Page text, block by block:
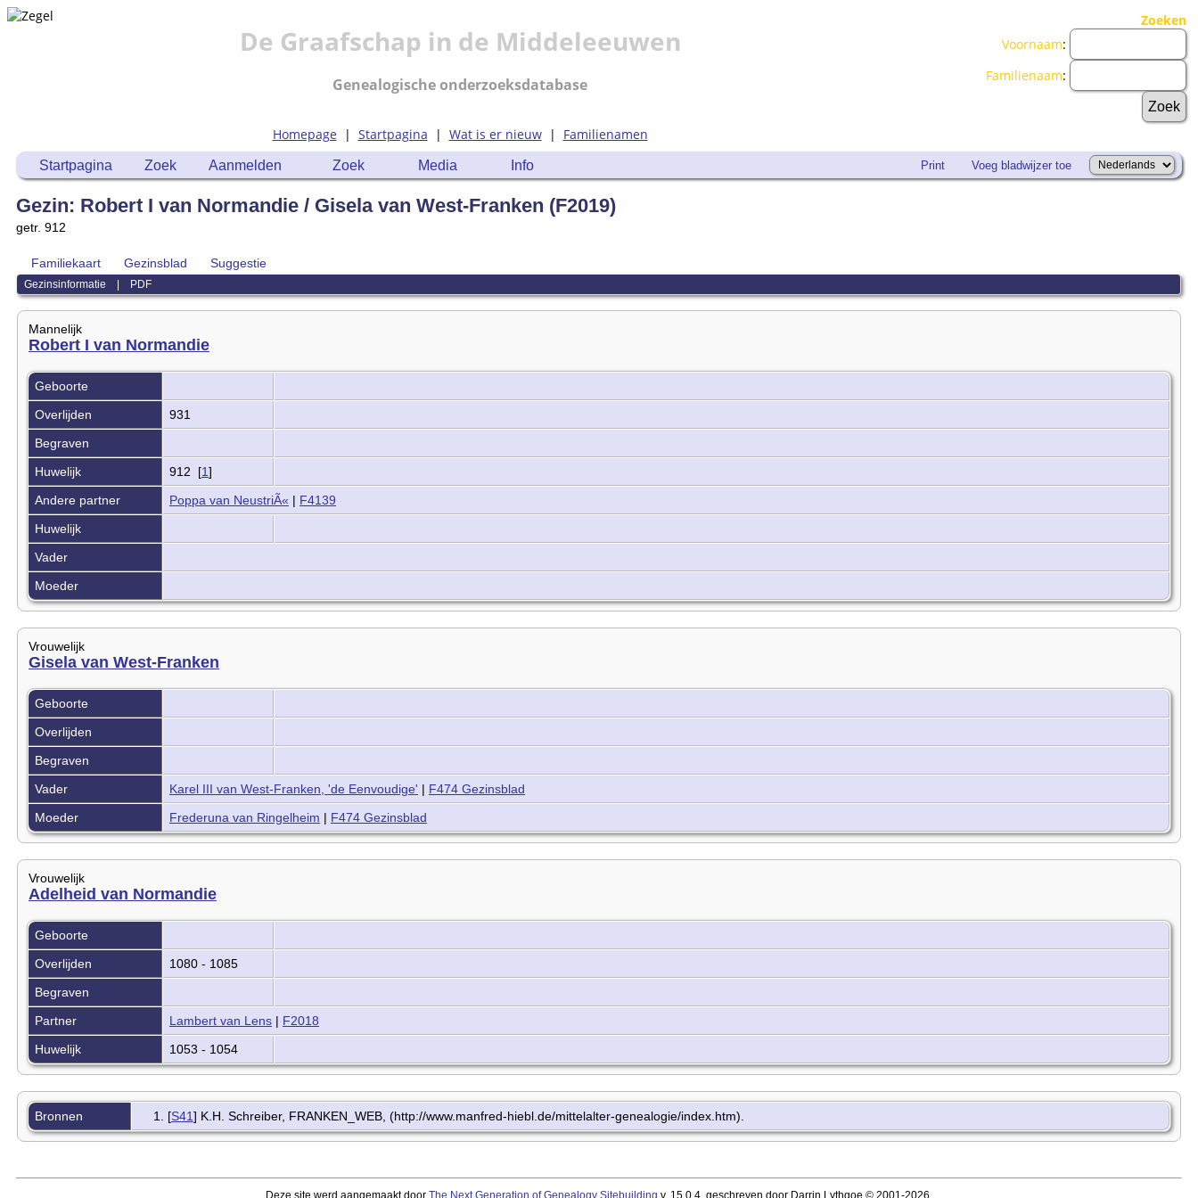
De Graafschap in de Middeleeuwen
Genealogische onderzoeksdatabase
Homepage | Startpagina | Wat is er nieuw| Familienamen
Zoeken
Voornaam:
Familienaam:
Startpagina Zoek Aanmelden Zoek Media Info Print Voeg bladwijzer toe
Gezin: Robert I van Normandie / Gisela van West-Franken (F2019)
getr. 912
Familiekaart Gezinsblad Suggestie
Gezinsinformatie | PDF
Mannelijk
Robert I van Normandie
Geboorte
Overlijden
931
Begraven
Huwelijk
912 [1]
Andere partner
Poppa van NeustriÃ« | F4139
Huwelijk
Vader
Moeder
Vrouwelijk
Gisela van West-Franken
Geboorte
Overlijden
Begraven
Vader
Karel III van West-Franken, 'de Eenvoudige' | F474 Gezinsblad
Moeder
Frederuna van Ringelheim | F474 Gezinsblad
Vrouwelijk
Adelheid van Normandie
Geboorte
Overlijden
1080 - 1085
Begraven
Partner
Lambert van Lens | F2018
Huwelijk
1053 - 1054
Bronnen [S41] K.H. Schreiber, FRANKEN_WEB, (http://www.manfred-hiebl.de/mittelalter-genealogie/index.htm).
Deze site werd aangemaakt door The Next Generation of Genealogy Sitebuilding v. 15.0.4, geschreven door Darrin Lythgoe © 2001-2026.